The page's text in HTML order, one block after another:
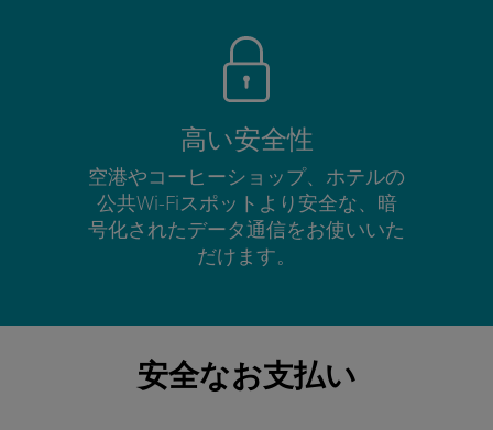
高い安全性
空港やコーヒーショップ、ホテルの
公共Wi-Fiスポットより安全な、暗
号化されたデータ通信をお使いいた
だけます。
安全なお支払い